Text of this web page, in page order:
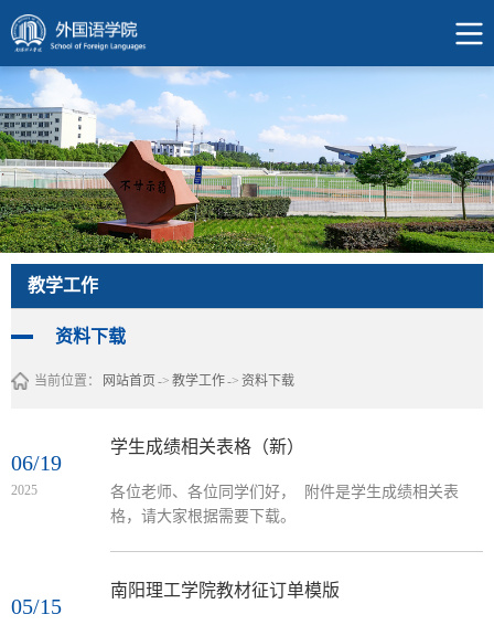
教学工作
资料下载
当前位置： 网站首页 -> 教学工作-> 资料下载
06/19
2025
学生成绩相关表格（新）
各位老师、各位同学们好， 附件是学生成绩相关表
格，请大家根据需要下载。
05/15
南阳理工学院教材征订单模版